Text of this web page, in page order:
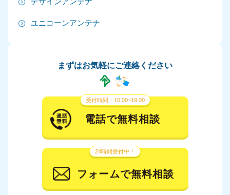
2024年6月
2024年5月
2024年3月
2024年1月
2023年12月
2023年11月
2023年10月
ユニコーンアンテナ
まずはお気軽にご連絡ください
受付時間：10:00~19:00
電話で無料相談
24時間受付中！
フォームで無料相談